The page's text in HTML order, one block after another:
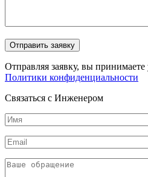
Отправляя заявку, вы принимаете
Политики конфиденциальности
Связаться с Инженером